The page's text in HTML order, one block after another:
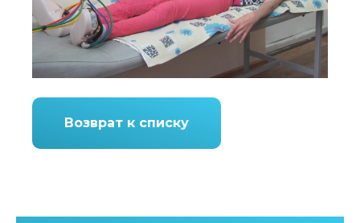
Возврат к списку